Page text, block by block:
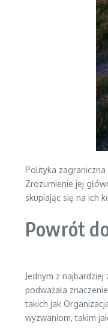
Polityka zagraniczna
Zrozumienie jej
skupiając się na ich
Powrót
Jednym z
podważała
takich jak
wyzwaniom, takim